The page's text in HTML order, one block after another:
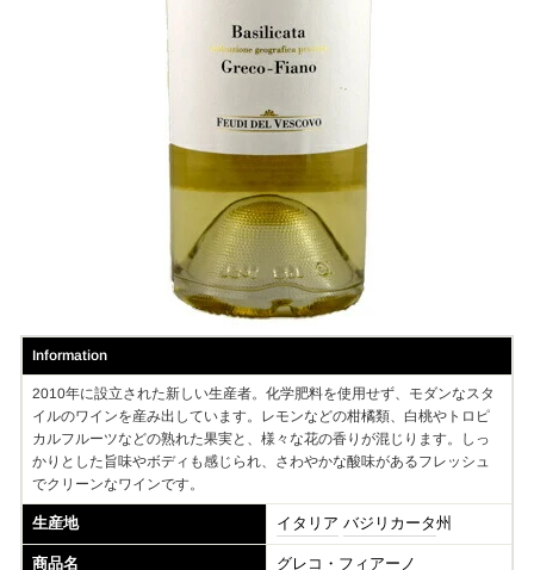
Information
2010年に設立された新しい生産者。化学肥料を使用せず、モダンなスタ
イルのワインを産み出しています。レモンなどの柑橘類、白桃やトロピ
カルフルーツなどの熟れた果実と、様々な花の香りが混じります。しっ
かりとした旨味やボディも感じられ、さわやかな酸味があるフレッシュ
でクリーンなワインです。
生産地 イタリア バジリカータ州
商品名 グレコ・フィアーノ